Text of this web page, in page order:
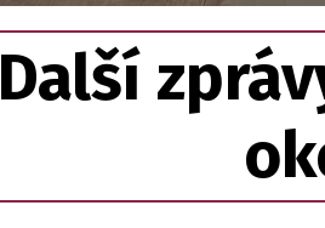
Další